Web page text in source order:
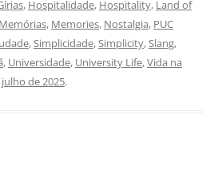
, Hospitalidade, Hospitality, Land of
Memórias, Memories, Nostalgia, PUC
,Simplicidade,Simplicity,Slang,
, Universidade, University Life,Vida na
de 2025.